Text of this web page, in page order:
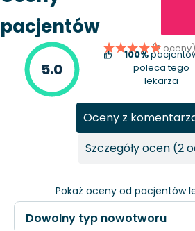
pacjentów
5.0
(2 oceny)
100%
poleca tego
lekarza
Pokaż oceny od pacjentów
Oceny z
Szczegóły ocen (2